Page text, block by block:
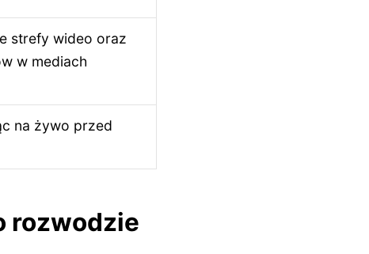
strefy wideo oraz
w mediach
na żywo przed
rozwodzie